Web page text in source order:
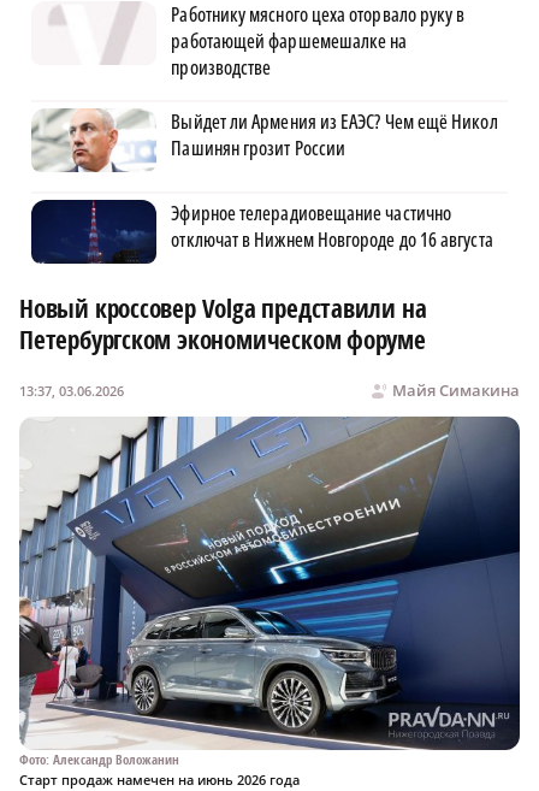
Работнику мясного цеха оторвало руку в
работающей фаршемешалке на
производстве
Выйдет ли Армения из ЕАЭС? Чем ещё Никол
Пашинян грозит России
Эфирное телерадиовещание частично
отключат в Нижнем Новгороде до 16 августа
Новый кроссовер Volga представили на
Петербургском экономическом форуме
Майя Симакина
13:37, 03.06.2026
Фото: Александр Воложанин
Старт продаж намечен на июнь 2026 года